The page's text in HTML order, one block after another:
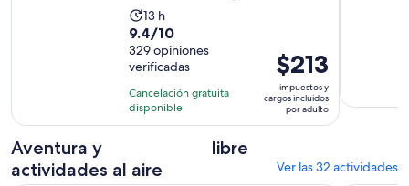
La
actividad
dura
13
horas
13 h
9.4
de
10
con
329
opiniones
9.4/10
329 opiniones
verificadas
Cancelación gratuita
disponible
El
precio
es
de
adulto
$213
impuestos y
cargos incluidos
por adulto
Aventura y
actividades al aire
libre
Ver las 32 actividades